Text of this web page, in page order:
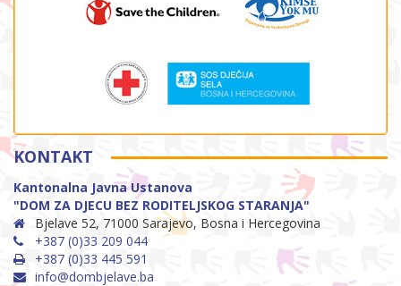
KONTAKT
Kantonalna Javna Ustanova
"DOM ZA DJECU BEZ RODITELJSKOG STARANJA"
Bjelave 52, 71000 Sarajevo, Bosna i Hercegovina
+387 (0)33 209 044
+387 (0)33 445 591
info@dombjelave.ba